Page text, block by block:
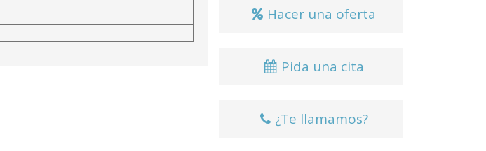
Hacer una oferta
Pida una cita
¿Te llamamos?